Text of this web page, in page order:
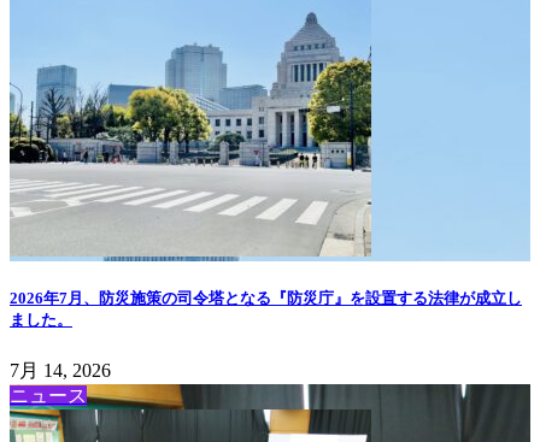
2026年7月、防災施策の司令塔となる『防災庁』を設置する法律が成立し
ました。
7月 14, 2026
ニュース